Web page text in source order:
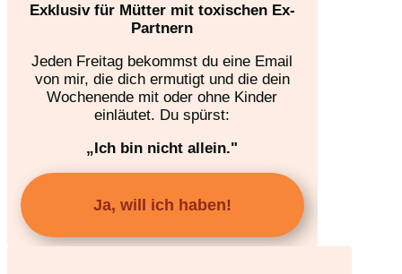
Exklusiv für Mütter mit toxischen Ex-
Partnern
Jeden Freitag bekommst du eine Email
von mir, die dich ermutigt und die dein
Wochenende mit oder ohne Kinder
einläutet. Du spürst:
„Ich bin nicht allein."
Ja, will ich haben!